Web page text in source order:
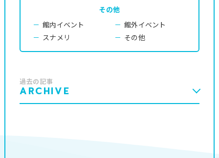
その他
館内イベント
館外イベント
スナメリ
その他
過去の記事
ARCHIVE